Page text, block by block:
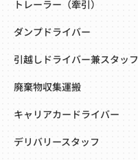
トレーラー（牽引）
ダンプドライバー
引越しドライバー兼スタッフ
廃棄物収集運搬
キャリアカードライバー
デリバリースタッフ